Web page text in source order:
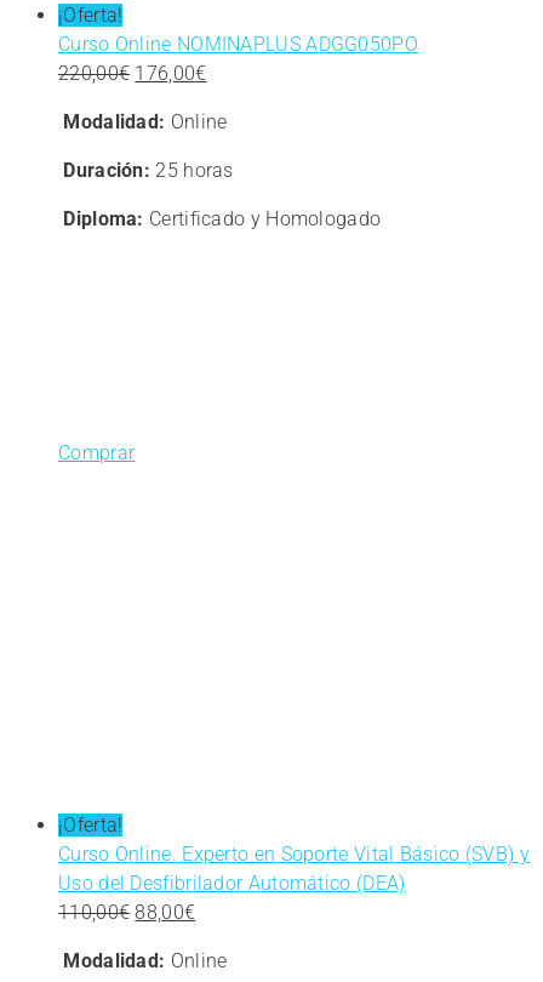
¡Oferta!
Curso Online NOMINAPLUS ADGG050PO
220,00€ El
original
era:
176,00€
actual
Modalidad: Online
Duración: 25 horas
Diploma: Certificado y Homologado
Comprar
¡Oferta!
Curso Online. Experto en Soporte Vital Básico (SVB) y
Uso del Desfibrilador Automático (DEA)
110,00€ El
original
88,00€
actual
Modalidad: Online